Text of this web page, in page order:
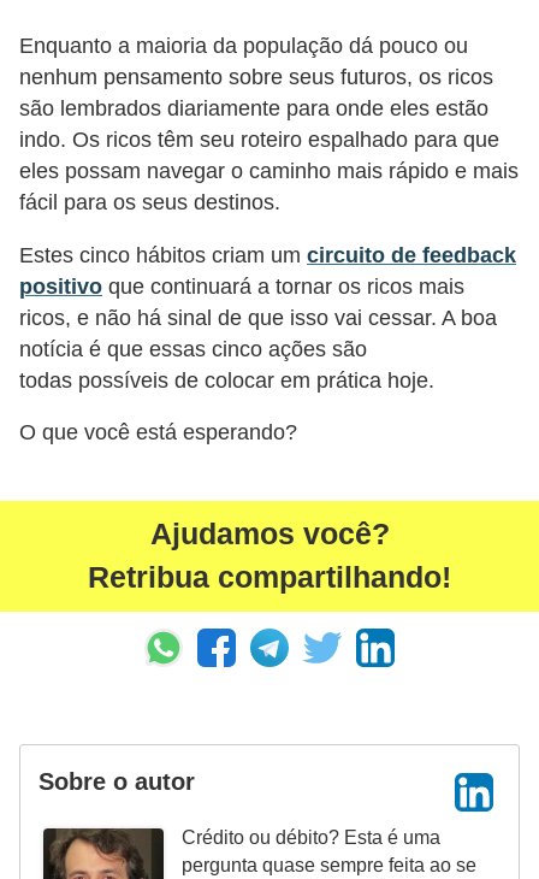
Enquanto a maioria da população dá pouco ou
nenhum pensamento sobre seus futuros, os ricos
são lembrados diariamente para onde eles estão
indo. Os ricos têm seu roteiro espalhado para que
eles possam navegar o caminho mais rápido e mais
fácil para os seus destinos.
Estes cinco hábitos criam um circuito de feedback
positivo que continuará a tornar os ricos mais
ricos, e não há sinal de que isso vai cessar. A boa
notícia é que essas cinco ações são
todas possíveis de colocar em prática hoje.
O que você está esperando?
Ajudamos você?
Retribua compartilhando!
Sobre o autor
Crédito ou débito? Esta é uma
pergunta quase sempre feita ao se
i
a
ç
ã
o
o
u
p
a
o
a
s
d